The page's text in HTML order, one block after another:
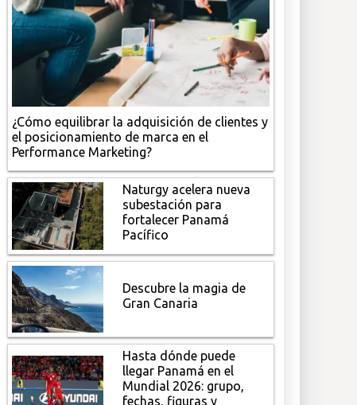
¿Cómo equilibrar la adquisición de clientes y
el posicionamiento de marca en el
Performance Marketing?
Naturgy acelera nueva
subestación para
fortalecer Panamá
Pacífico
Descubre la magia de
Gran Canaria
Hasta dónde puede
llegar Panamá en el
Mundial 2026: grupo,
fechas, figuras y